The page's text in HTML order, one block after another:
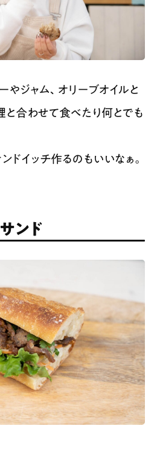
やジャム、オリーブオイルと
と合わせて食べたり何とでも
ドイッチ作るのもいいなぁ。
ンド